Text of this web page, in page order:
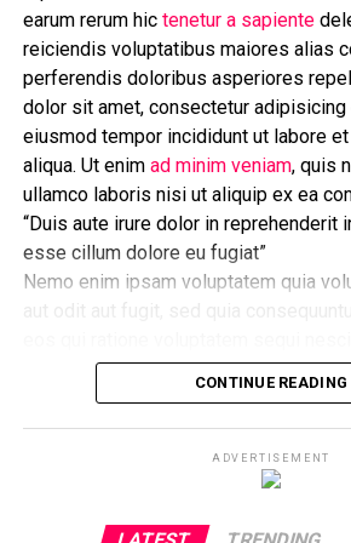
repudiandae sint et molestiae non
earum rerum hictenetur a sapiente
reiciendis voluptatibus maiores alias
perferendis doloribus asperiores
Lorem ipsum dolor sit amet,
sed do eiusmod tempor incididunt
magna aliqua. Ut enimad minim
exercitation ullamco laboris nisi ut
commodo consequat.
aspernatur aut odit aut fugit, sed
magni dolores eos qui ratione
nesciunt.
earum rerum hic tenetur a sapiente
reiciendis voluptatibus maiores alias
perferendis doloribus asperiores
dolor sit amet, consectetur
eiusmod tempor incididunt ut labore
aliqua. Ut enim ad minim veniam, quis
ullamco laboris nisi ut aliquip ex ea
“Duis aute irure dolor in reprehenderit
esse cillum dolore eu fugiat”
Nemo enim ipsam voluptatem quia
quidem rerum facilis est et expedita
tempore, cum soluta nobis est
impedit quo minus idquod maxime
possimus, omnis voluptas assumenda
repellendus. Nulla pariatur. Excepteur
CONTINUE READING
ADVERTISEMENT